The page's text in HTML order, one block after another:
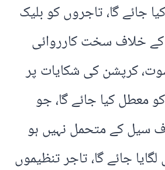
جائے گا، تاجروں کو بلیک
کے خلاف سخت کارروائی
کرپشن کی شکایات پر
معطل کیا جائے گا، جو
سیل کے متحمل نہیں ہو
جائے گا، تاجر تنظیموں